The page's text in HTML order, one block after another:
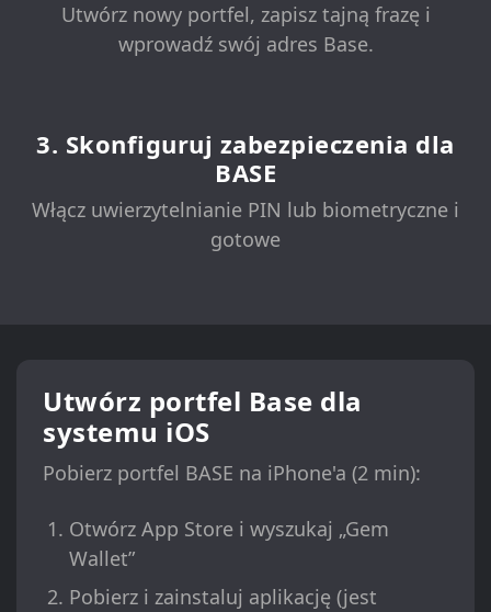
Utwórz nowy portfel, zapisz tajną frazę i
wprowadź swój adres Base.
3. Skonfiguruj zabezpieczenia dla
BASE
Włącz uwierzytelnianie PIN lub biometryczne i
gotowe
Utwórz portfel Base dla
systemu iOS
Pobierz portfel BASE na iPhone'a (2 min):
Otwórz App Store i wyszukaj „Gem
Wallet”
Pobierz i zainstaluj aplikację (jest